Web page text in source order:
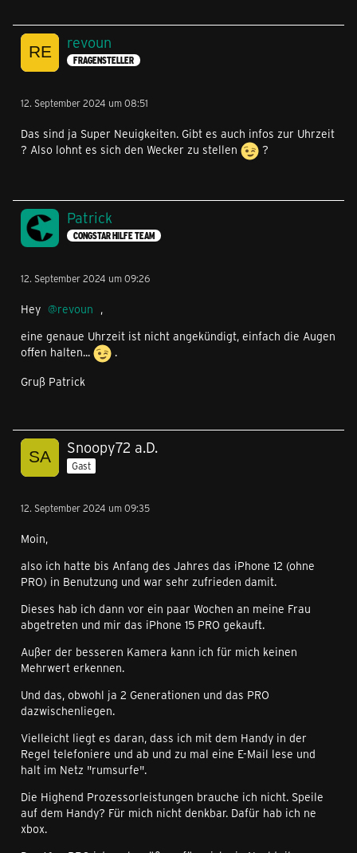
revoun
FRAGENSTELLER
12. September 2024 um 08:51
Das sind ja Super Neuigkeiten. Gibt es auch infos zur Uhrzeit
? Also lohnt es sich den Wecker zu stellen
?
Patrick
CONGSTAR HILFE TEAM
12. September 2024 um 09:26
Hey revoun ,
eine genaue Uhrzeit ist nicht angekündigt, einfach die Augen
offen halten...
.
Gruß Patrick
Snoopy72 a.D.
Gast
12. September 2024 um 09:35
Moin,
also ich hatte bis Anfang des Jahres das iPhone 12 (ohne
PRO) in Benutzung und war sehr zufrieden damit.
Dieses hab ich dann vor ein paar Wochen an meine Frau
abgetreten und mir das iPhone 15 PRO gekauft.
Außer der besseren Kamera kann ich für mich keinen
Mehrwert erkennen.
Und das, obwohl ja 2 Generationen und das PRO
dazwischenliegen.
Vielleicht liegt es daran, dass ich mit dem Handy in der
Regel telefoniere und ab und zu mal eine E-Mail lese und
halt im Netz "rumsurfe".
Die Highend Prozessorleistungen brauche ich nicht. Speile
auf dem Handy? Für mich nicht denkbar. Dafür hab ich ne
xbox.